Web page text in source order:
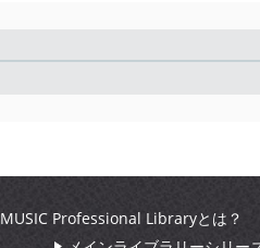
Professional Libraryとは？